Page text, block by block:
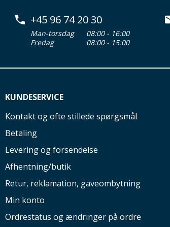
+45 96 74 20 30
Man-torsdag
08:00 - 16:00
Fredag
08:00 - 15:00
KUNDESERVICE
Kontakt og ofte stillede spørgsmål
Betaling
Levering og forsendelse
Afhentning/butik
Retur, reklamation, gaveombytning
Min konto
Ordrestatus og ændringer på ordre